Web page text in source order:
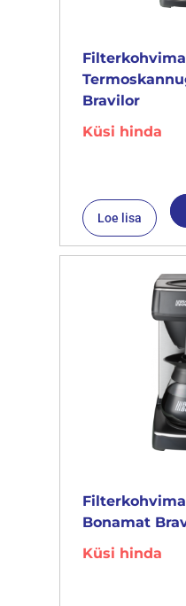
Bravilor
Küsi hinda
Loe lisa
Bonamat
Küsi hinda